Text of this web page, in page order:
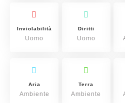
Inviolabilità
Uomo
Diritti
Uomo
Aria
Ambiente
Terra
Ambiente